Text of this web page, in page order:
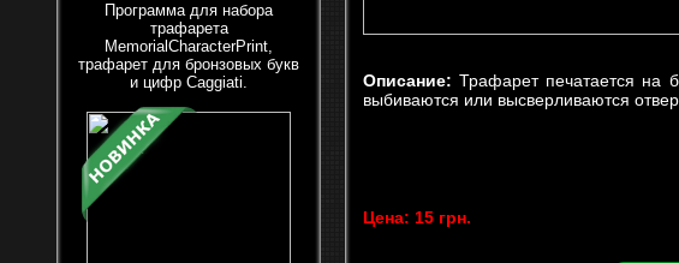
Программа для набора
трафарета
MemorialCharacterPrint,
трафарет для бронзовых букв
и цифр Caggiati.
Описание:Трафарет печатается на
выбиваются или высверливаются
Цена: 15 грн.